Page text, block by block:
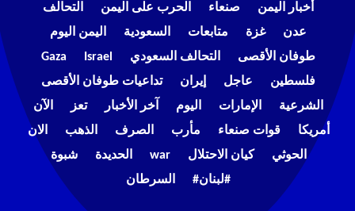
أخبار اليمن
صنعاء الحرب على اليمن
التحالف
عدن
غزة متابعات السعودية
اليمن اليوم
طوفان الأقصى
التحالف السعودي Israel
Gaza
فلسطين
عاجل إيران
تداعيات طوفان الأقصى
الشرعية
الإمارات اليوم آخر الأخبار تعز
الآن
أمريكا
قوات صنعاء مأرب الصرف الذهب
الان
الحوثي
كيان الاحتلال war الحديدة
شبوة
#لبنان#
السرطان